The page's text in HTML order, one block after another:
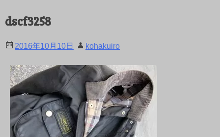
dscf3258
2016年10月10日 kohakuiro